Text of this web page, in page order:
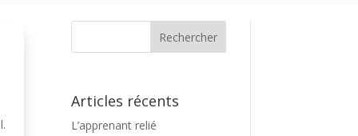
Articles récents
L’apprenant relié